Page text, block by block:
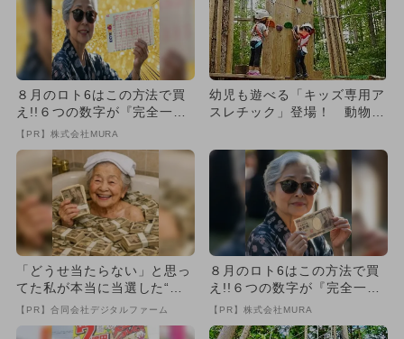
８月のロト6はこの方法で買
え!!６つの数字が『完全一
致』する方法
【PR】株式会社MURA
幼児も遊べる「キッズ専用ア
スレチック」登場！ 動物ふ
「どうせ当たらない」と思っ
てた私が本当に当選した“買
い方”がこれ
【PR】合同会社デジタルファーム
８月のロト6はこの方法で買
え!!６つの数字が『完全一
致』する方法
【PR】株式会社MURA